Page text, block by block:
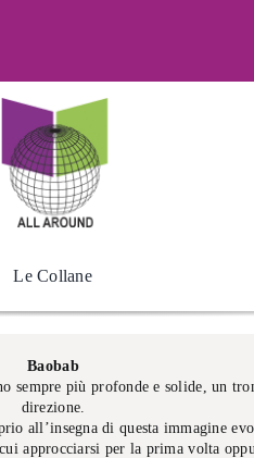
Le Collane
Baobab
più profonde e solide, un
direzione.
all’insegna di questa immagine
approcciarsi per la prima volta